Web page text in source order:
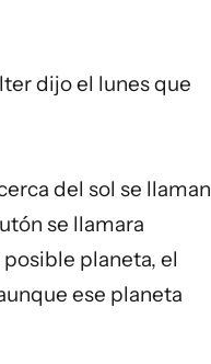
dijo el lunes que
del sol se llaman
se llamara
planeta, el
ese planeta